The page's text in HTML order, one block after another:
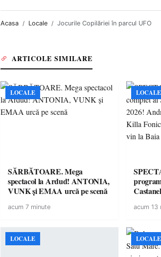
Acasa Locale Jocurile Copilăriei în parcul UFO
ARTICOLE SIMILARE
LOCALE
SĂRBĂTOARE. Mega
spectacol la Ardud! ANTONIA,
VUNK și EMAA urcă pe scenă
acum 7 minute
LOCALE
Fonic,
acum 13
LOCALE LOCALE